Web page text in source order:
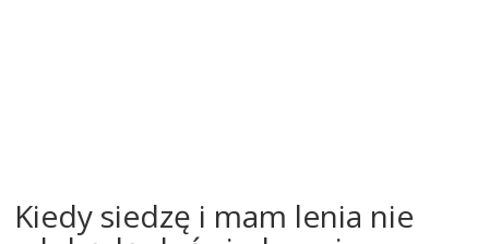
Kiedy siedzę i mam lenia nie